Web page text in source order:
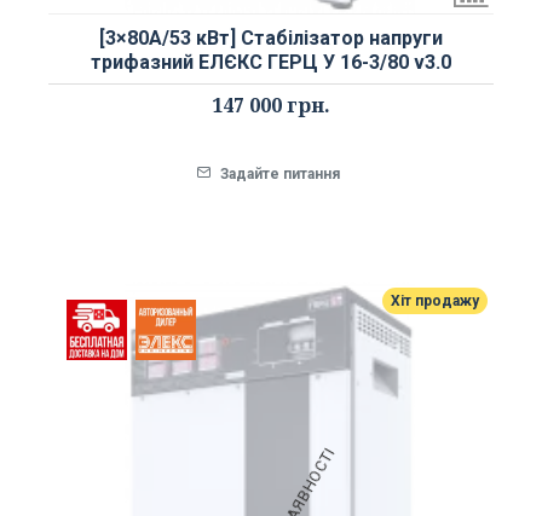
[3×80А/53 кВт] Стабілізатор напруги
трифазний ЕЛЄКС ГЕРЦ У 16-3/80 v3.0
147 000 грн.
Задайте питання
Хіт продажу